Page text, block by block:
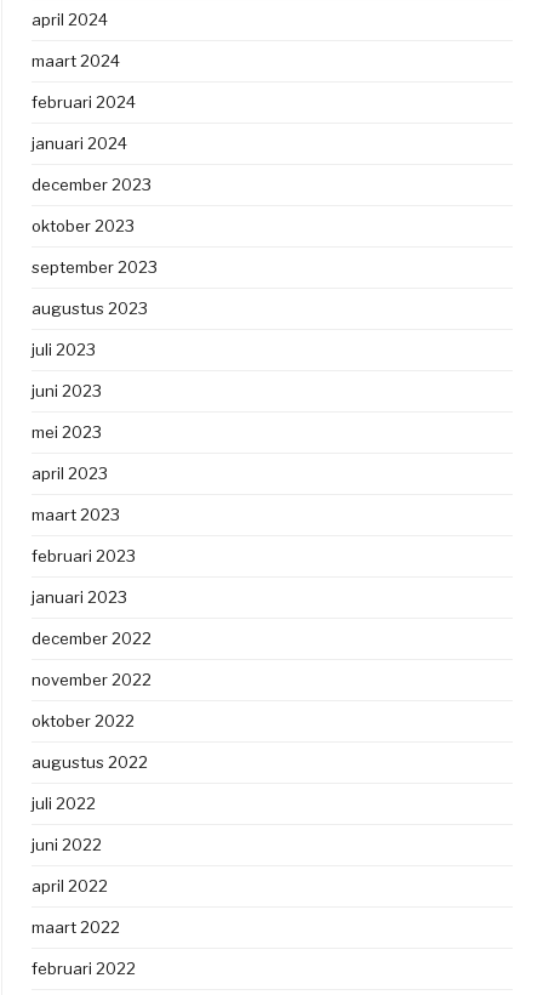
april 2024
maart 2024
februari 2024
januari 2024
december 2023
oktober 2023
september 2023
augustus 2023
juli 2023
juni 2023
mei 2023
april 2023
maart 2023
februari 2023
januari 2023
december 2022
november 2022
oktober 2022
augustus 2022
juli 2022
juni 2022
april 2022
maart 2022
februari 2022